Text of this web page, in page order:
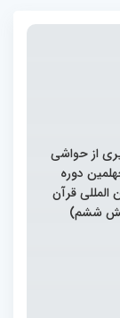
از حواشی
دوره
المللی قرآن
ششم)